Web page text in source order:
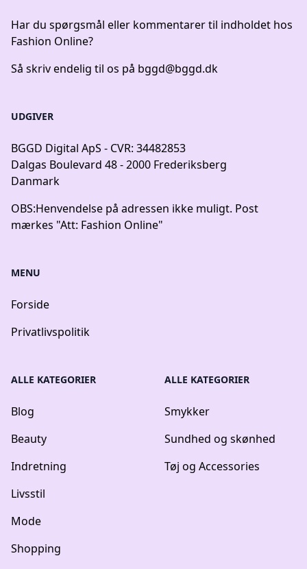
Har du spørgsmål eller kommentarer til indholdet hos
Fashion Online?
Så skriv endelig til os på bggd@bggd.dk
UDGIVER
BGGD Digital ApS - CVR: 34482853
Dalgas Boulevard 48 - 2000 Frederiksberg
Danmark
OBS:Henvendelse på adressen ikke muligt. Post
mærkes "Att: Fashion Online"
MENU
Forside
Privatlivspolitik
ALLE KATEGORIER
Blog
Beauty
Indretning
Livsstil
Mode
Shopping
ALLE KATEGORIER
Smykker
Sundhed og skønhed
Tøj og Accessories